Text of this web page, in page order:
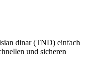
dinar (TND) einfach
und sicheren